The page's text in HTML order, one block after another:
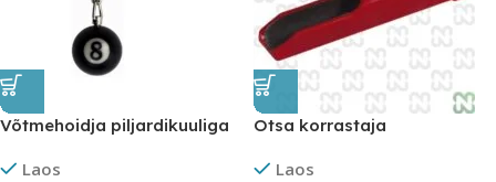
Võtmehoidja piljardikuuliga
Laos
Otsa korrastaja
Laos